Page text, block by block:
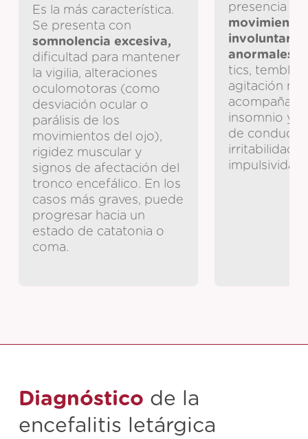
Es la más característica.
Se presenta con
somnolencia excesiva,
dificultad para mantener
la vigilia, alteraciones
oculomotoras (como
desviación ocular o
parálisis de los
movimientos del ojo),
rigidez muscular y
signos de afectación del
tronco encefálico. En los
casos más graves, puede
progresar hacia un
estado de catatonia o
coma.
presencia de
movimientos
anormales
tics,
agitación
insomnio y
de
irritabilidad o
impulsividad.
Diagnóstico de la
encefalitis letárgica